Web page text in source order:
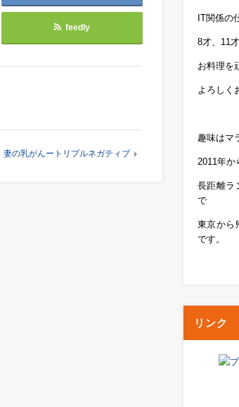
feedly
妻の乳がんートリプルネガティブ
IT関係の
8才、11
お料理を
よろしく
趣味はマ
2011年か
長距離ラ
で
東京から
です。
リンク